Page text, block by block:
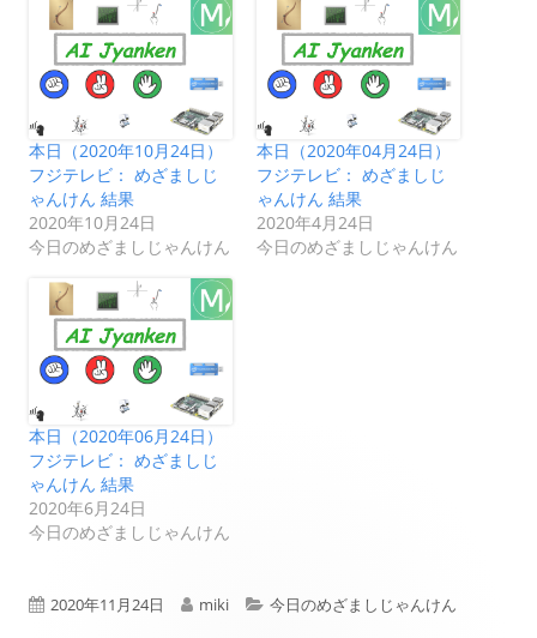
本日（2020年10月24日）
フジテレビ： めざましじ
ゃんけん 結果
2020年10月24日
今日のめざましじゃんけん
本日（2020年04月24日）
フジテレビ： めざましじ
ゃんけん 結果
2020年4月24日
今日のめざましじゃんけん
本日（2020年06月24日）
フジテレビ： めざましじ
ゃんけん 結果
2020年6月24日
今日のめざましじゃんけん
公
2020年11月24日
作
miki
カ
今日のめざましじゃんけん